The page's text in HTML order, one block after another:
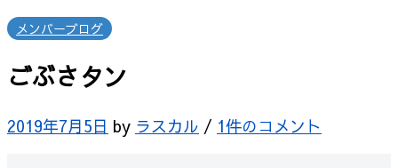
メンバーブログ
ごぶさタン
2019年7月5日 by ラスカル / 1件のコメント